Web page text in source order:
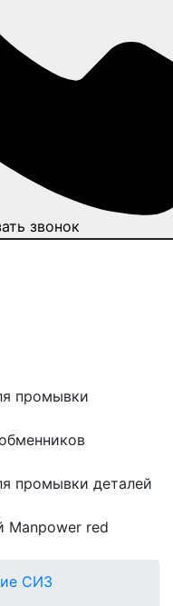
звонок
Manpower red
СИЗ